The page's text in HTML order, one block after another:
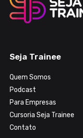
Seja Trainee
Quem Somos
Podcast
Para Empresas
Cursoria Seja Trainee
Contato